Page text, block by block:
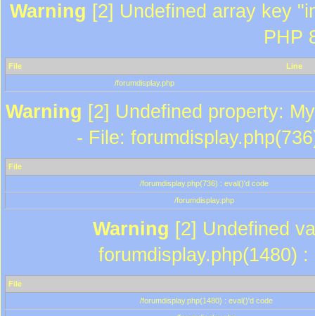
Warning [2] Undefined array key
PHP
File
Line
/forumdisplay.php
Warning [2] Undefined property:
- File:
File
/forumdisplay.php(736) : eval()'d code
/forumdisplay.php
Warning [2] Undefined
forumdisplay.php(1480)
File
/forumdisplay.php(1480) : eval()'d code